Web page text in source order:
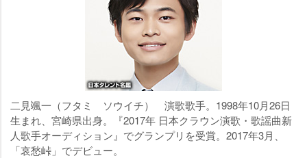
二見颯一（フタミ ソウイチ） 演歌歌手。1998年10月26日
生まれ、宮崎県出身。『2017年 日本クラウン演歌・歌謡曲新
人歌手オーディション』でグランプリを受賞。2017年3月、
「哀愁峠」でデビュー。